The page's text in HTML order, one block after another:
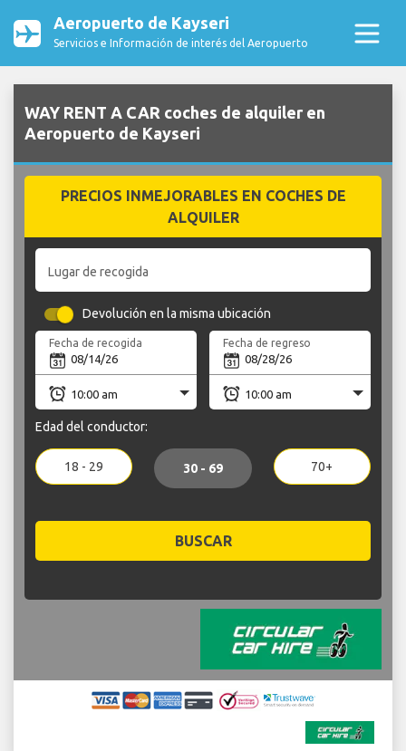
Aeropuerto de Kayseri
Servicios e Información de interés del Aeropuerto
WAY RENT A CAR coches de alquiler en
Aeropuerto de Kayseri
PRECIOS INMEJORABLES EN COCHES DE
ALQUILER
Lugar de recogida
Devolución en la misma ubicación
Fecha de recogida Fecha de regreso
Edad del conductor:
18 - 29 30 - 69 70+
BUSCAR